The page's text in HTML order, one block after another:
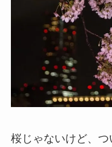
桜じゃないけど、つ